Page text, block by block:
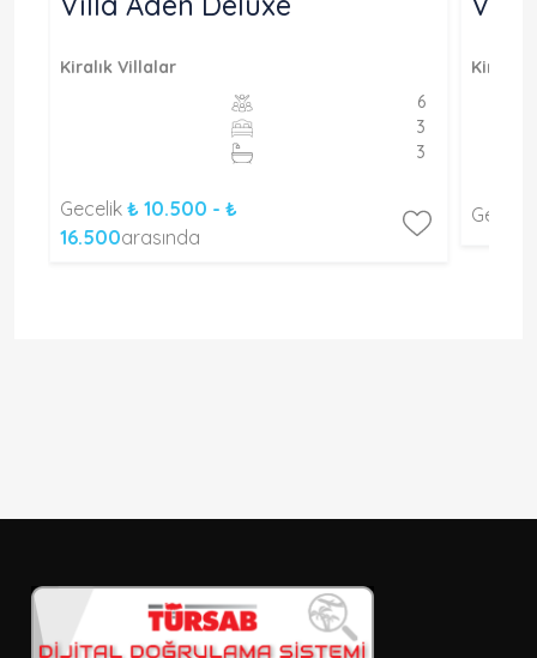
Kiralık Villalar
6
3
3
Gecelik ₺ 10.500 - ₺
16.500arasında
Kiralık